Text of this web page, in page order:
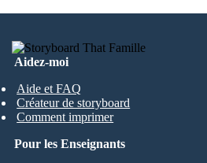
Aidez-moi
Aide et FAQ
Créateur de storyboard
Comment imprimer
Pour les Enseignants